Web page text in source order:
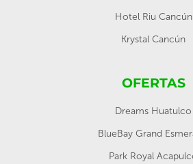
Hotel Riu Cancún
Krystal Cancún
OFERTAS
Dreams Huatulco
BlueBay Grand
Park Royal